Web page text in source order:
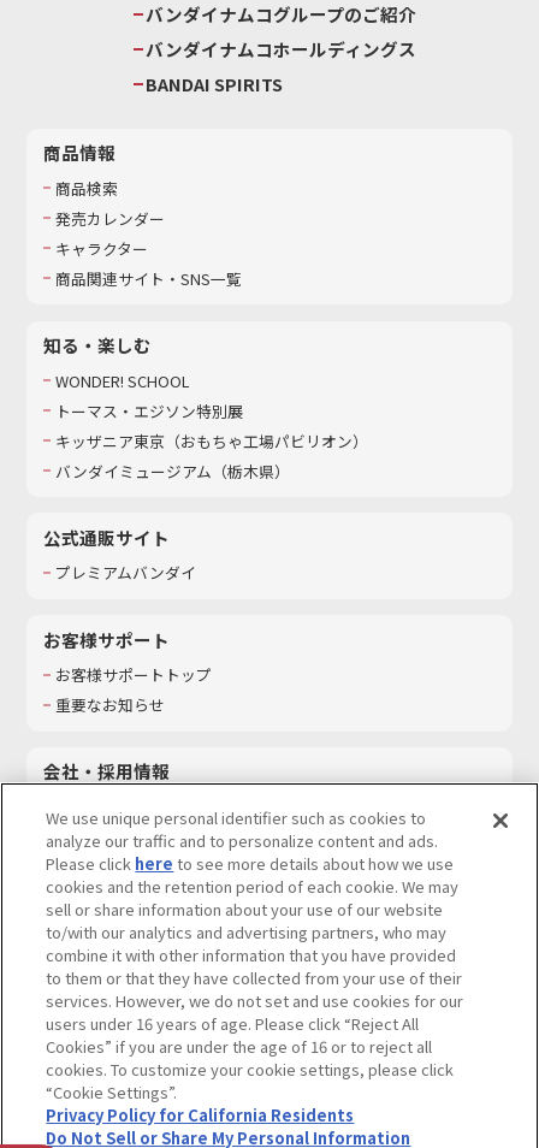
バンダイナムコグループのご紹介
バンダイナムコホールディングス
BANDAI SPIRITS
商品情報
商品検索
発売カレンダー
キャラクター
商品関連サイト・SNS一覧
知る・楽しむ
WONDER! SCHOOL
トーマス・エジソン特別展
キッザニア東京（おもちゃ工場パビリオン）​
バンダイミュージアム（栃木県）
公式通販サイト
プレミアムバンダイ
お客様サポート
お客様サポートトップ
重要なお知らせ
会社・採用情報
採用情報
サステナビリティ
お問い合わせ
ウェブサイトご利用条件 ソーシャルメディアポリシー
個人情報及び特定個人情報等の取り扱いに関する保護方針
Do Not Sell or Share My Personal Information著作権・商標について
カスタマーハラスメントに対する基本的な対応方針
We use unique personal identifier such as cookies to
analyze our traffic and to personalize content and ads.
Please click here to see more details about how we use
cookies and the retention period of each cookie. We may
sell or share information about your use of our website
to/with our analytics and advertising partners, who may
combine it with other information that you have provided
to them or that they have collected from your use of their
services. However, we do not set and use cookies for our
users under 16 years of age. Please click “Reject All
Cookies” if you are under the age of 16 or to reject all
cookies. To customize your cookie settings, please click
“Cookie Settings”.
Privacy Policy for California Residents
Do Not Sell or Share My Personal Information